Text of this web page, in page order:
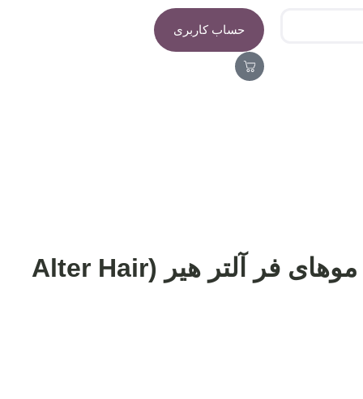
حساب کاربری
شامپو مخصوص موهای فر آلتر هیر (Alter Hair